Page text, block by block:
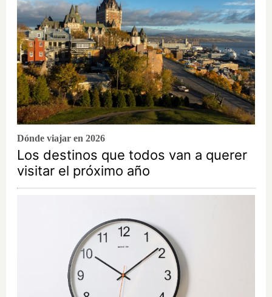
Dónde viajar en 2026
Los destinos que todos van a querer
visitar el próximo año